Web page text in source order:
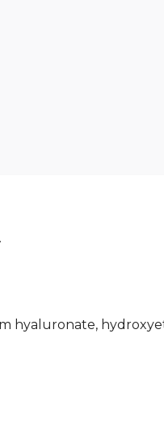
hyaluronate,